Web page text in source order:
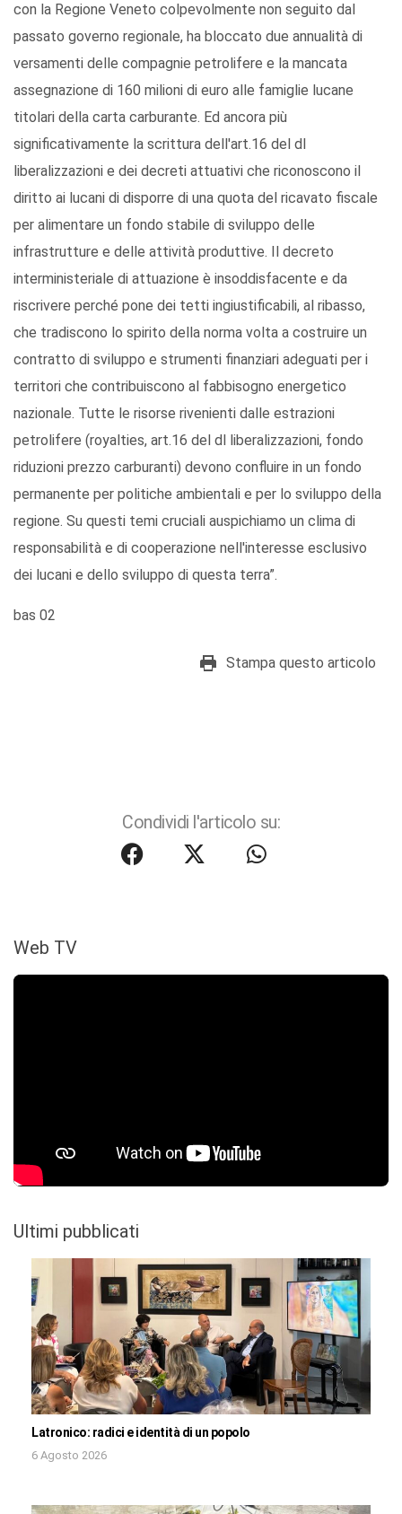
con la Regione Veneto colpevolmente non seguito dal
passato governo regionale, ha bloccato due annualità di
versamenti delle compagnie petrolifere e la mancata
assegnazione di 160 milioni di euro alle famiglie lucane
titolari della carta carburante. Ed ancora più
significativamente la scrittura dell'art.16 del dl
liberalizzazioni e dei decreti attuativi che riconoscono il
diritto ai lucani di disporre di una quota del ricavato fiscale
per alimentare un fondo stabile di sviluppo delle
infrastrutture e delle attività produttive. Il decreto
interministeriale di attuazione è insoddisfacente e da
riscrivere perché pone dei tetti ingiustificabili, al ribasso,
che tradiscono lo spirito della norma volta a costruire un
contratto di sviluppo e strumenti finanziari adeguati per i
territori che contribuiscono al fabbisogno energetico
nazionale. Tutte le risorse rivenienti dalle estrazioni
petrolifere (royalties, art.16 del dl liberalizzazioni, fondo
riduzioni prezzo carburanti) devono confluire in un fondo
permanente per politiche ambientali e per lo sviluppo della
regione. Su questi temi cruciali auspichiamo un clima di
responsabilità e di cooperazione nell'interesse esclusivo
dei lucani e dello sviluppo di questa terra”.
bas 02
Stampa questo articolo
Condividi l'articolo su:
Web TV
Ultimi pubblicati
Latronico: radici e identità di un popolo
6 Agosto 2026